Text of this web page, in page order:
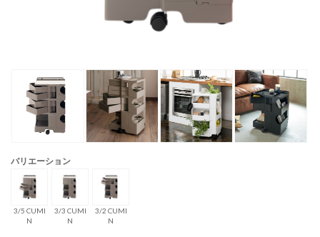
バリエーション
3/5 CUMI
N
3/3 CUMI
N
3/2 CUMI
N